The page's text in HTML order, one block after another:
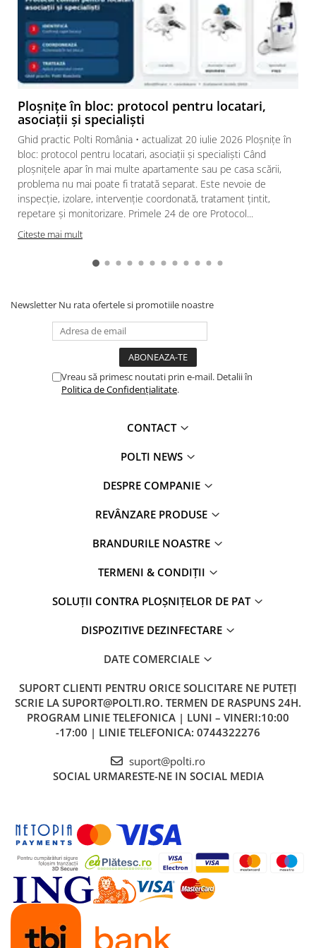
Ploșnițe în bloc: protocol pentru locatari,
asociații și specialiști
Ghid practic Polti România • actualizat 20 iulie 2026 Ploșnițe în
bloc: protocol pentru locatari, asociații și specialiști Când
ploșnițele apar în mai multe apartamente sau pe casa scării,
problema nu mai poate fi tratată separat. Este nevoie de
inspecție, izolare, intervenție coordonată, tratament țintit,
repetare și monitorizare. Primele 24 de ore Protocol...
Citeste mai mult
Newsletter Nu rata ofertele si promotiile noastre
Vreau să primesc noutati prin e-mail. Detalii în
Politica de Confidențialitate.
CONTACT
POLTI NEWS
DESPRE COMPANIE
REVÂNZARE PRODUSE
BRANDURILE NOASTRE
TERMENI & CONDIȚII
SOLUȚII CONTRA PLOȘNIȚELOR DE PAT
DISPOZITIVE DEZINFECTARE
DATE COMERCIALE
SUPORT CLIENTI PENTRU ORICE SOLICITARE NE PUTEȚI
SCRIE LA SUPORT@POLTI.RO. TERMEN DE RASPUNS 24H.
PROGRAM LINIE TELEFONICA | LUNI – VINERI:10:00
-17:00 | LINIE TELEFONICA: 0744322276
suport@polti.ro
SOCIAL URMARESTE-NE IN SOCIAL MEDIA